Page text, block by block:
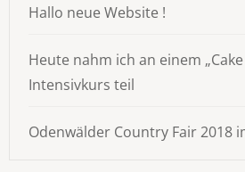
Hallo neue Website !
Heute nahm ich an einem
Intensivkurs teil
Odenwälder Country Fair 2018